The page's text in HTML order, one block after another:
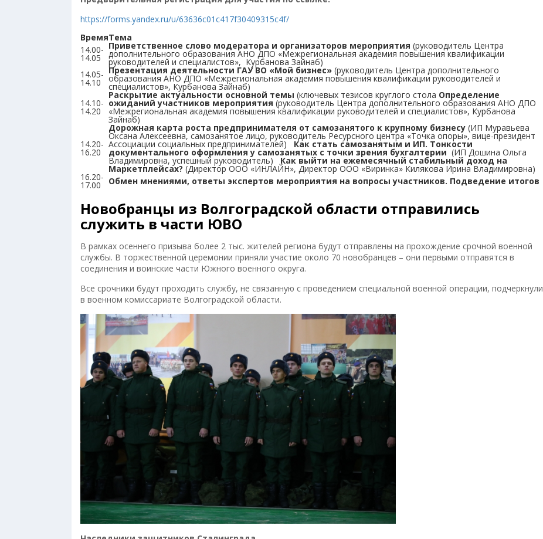
https://forms.yandex.ru/u/63636c01c417f30409315c4f/
ВремяТема
14.00-
14.05
Приветственное слово модератора и организаторов мероприятия (руководитель Центра
дополнительного образования АНО ДПО «Межрегиональная академия повышения квалификации
руководителей и специалистов», Курбанова Зайнаб)
14.05-
14.10
Презентация деятельности ГАУ ВО «Мой бизнес» (руководитель Центра дополнительного
образования АНО ДПО «Межрегиональная академия повышения квалификации руководителей и
специалистов», Курбанова Зайнаб)
14.10-
14.20
Раскрытие актуальности основной темы (ключевых тезисов круглого стола Определение
ожиданий участников мероприятия (руководитель Центра дополнительного образования АНО ДПО
«Межрегиональная академия повышения квалификации руководителей и специалистов», Курбанова
Зайнаб)
14.20-
16.20
Дорожная карта роста предпринимателя от самозанятого к крупному бизнесу (ИП Муравьева
Оксана Алексеевна, самозанятое лицо, руководитель Ресурсного центра «Точка опоры», вице-президент
Ассоциации социальных предпринимателей) Как стать самозанятым и ИП. Тонкости
документального оформления у самозанятых с точки зрения бухгалтерии (ИП Дошина Ольга
Владимировна, успешный руководитель) Как выйти на ежемесячный стабильный доход на
Маркетплейсах? (Директор ООО «ИНЛАЙН», Директор ООО «Виринка» Килякова Ирина Владимировна)
16.20-
17.00 Обмен мнениями, ответы экспертов мероприятия на вопросы участников. Подведение итогов
Новобранцы из Волгоградской области отправились
служить в части ЮВО
В рамках осеннего призыва более 2 тыс. жителей региона будут отправлены на прохождение срочной военной
службы. В торжественной церемонии приняли участие около 70 новобранцев – они первыми отправятся в
соединения и воинские части Южного военного округа.
Все срочники будут проходить службу, не связанную с проведением специальной военной операции, подчеркнули
в военном комиссариате Волгоградской области.